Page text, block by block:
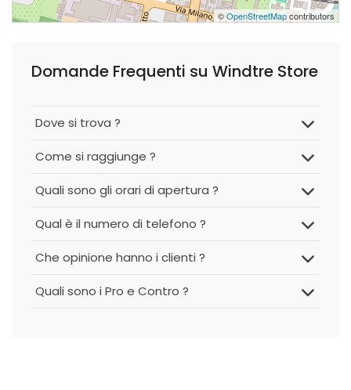
©OpenStreetMapcontributors
Domande Frequenti su Windtre Store
Dove si trova ?
Come si raggiunge ?
Quali sono gli orari di apertura ?
Qual è il numero di telefono ?
Che opinione hanno i clienti ?
Quali sono i Pro e Contro ?